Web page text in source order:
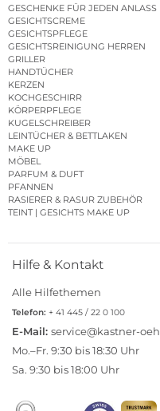
GESCHENKE FÜR JEDEN ANLASS
GESICHTSCREME
GESICHTSPFLEGE
GESICHTSREINIGUNG HERREN
GRILLER
HANDTÜCHER
KERZEN
KOCHGESCHIRR
KÖRPERPFLEGE
KUGELSCHREIBER
LEINTÜCHER & BETTLAKEN
MAKE UP
MÖBEL
PARFUM & DUFT
PFANNEN
RASIERER & RASUR ZUBEHÖR
TEINT | GESICHTS MAKE UP
Hilfe & Kontakt
Alle Hilfethemen
Telefon: + 41 445 / 22 0 100
E-Mail: service@kastner-
Mo.–Fr. 9:30 bis 18:30 Uhr
Sa. 9:30 bis 18:00 Uhr